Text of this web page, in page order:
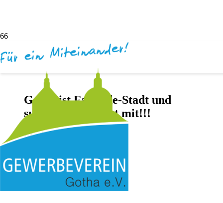
Gotha ist Faitrade-Stadt und
sucht Sie! – Macht mit!!!
vor 5 Jahren